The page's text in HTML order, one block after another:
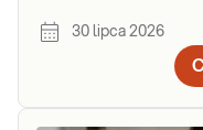
30 lipca 2026